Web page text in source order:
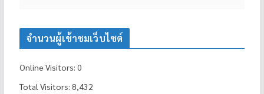
จำนวนผู้เข้าชมเว็บไซต์
Online Visitors: 0
Total Visitors: 8,432